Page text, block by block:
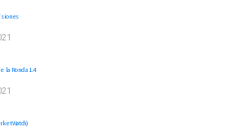
la Ronda 1.4